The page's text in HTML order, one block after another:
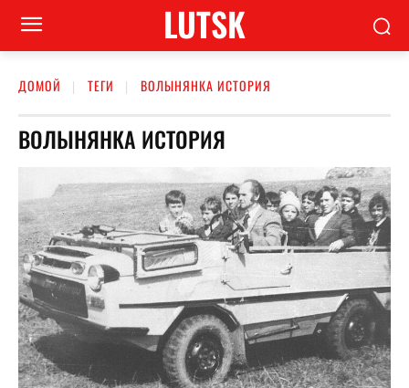
LUTSK
ДОМОЙ ТЕГИ ВОЛЫНЯНКА ИСТОРИЯ
ВОЛЫНЯНКА ИСТОРИЯ